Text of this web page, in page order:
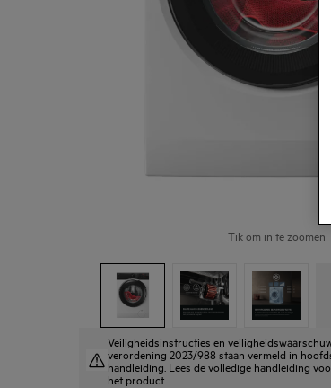
Tik om in te zoomen
Veiligheidsinstructies en
verordening 2023/988 staan vermeld in
handleiding. Lees de volledige handleiding
het product.